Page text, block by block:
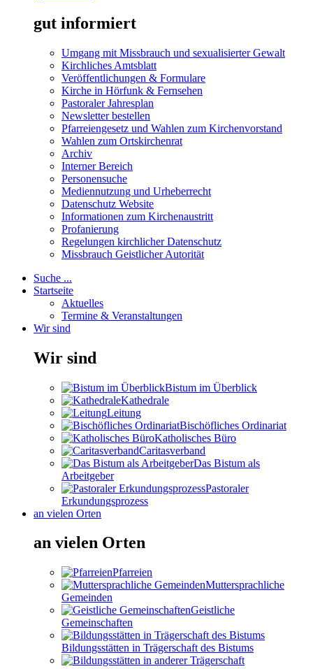
gut informiert
Umgang mit Missbrauch und sexualisierter Gewalt
Kirchliches Amtsblatt
Veröffentlichungen & Formulare
Kirche in Hörfunk & Fernsehen
Pastoraler Jahresplan
Newsletter bestellen
Pfarreiengesetz und Wahlen zum Kirchenvorstand
Wahlen zum Ortskirchenrat
Archiv
Interner Bereich
Personensuche
Mediennutzung und Urheberrecht
Datenschutz Website
Informationen zum Kirchenaustritt
Profanierung
Regelungen kirchlicher Datenschutz
Missbrauch Geistlicher Autorität
Suche ...
Startseite
Aktuelles
Termine & Veranstaltungen
Wir sind
Wir sind
Bistum im Überblick
Kathedrale
Leitung
Bischöfliches Ordinariat
Katholisches Büro
Caritasverband
Das Bistum als
Arbeitgeber
Pastoraler
Erkundungsprozess
an vielen Orten
an vielen Orten
Pfarreien
Muttersprachliche
Gemeinden
Geistliche
Gemeinschaften
Bildungsstätten in Trägerschaft des Bistums